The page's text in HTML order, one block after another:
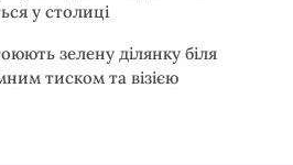
у столиці
зелену ділянку біля
тиском та візією